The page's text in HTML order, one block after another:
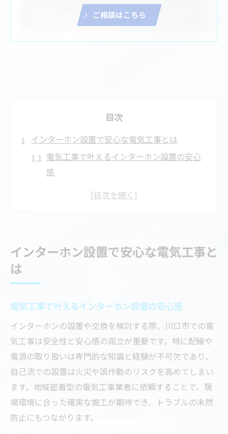
ご相談はこちら
目次
インターホン設置で安心な電気工事とは
電気工事で叶えるインターホン設置の安心
感
プロが解説する電気工事の安全基準と流れ
可能
現場で重視される電気工事の確認ポイント
インターホン交換時に注意すべき工事内容
失敗しない電気工事交換のための下準備
プロが語るインターホン交換工事の流れ
現場の視点で見る工事費込みの注意点
防犯対策に最適なインターフォン選び方ガイド
電気工事と防犯性を高めるインターフォン
選び
インターホン設置で安心な電気工事と
は
電気工事で叶えるインターホン設置の安心感
インターホンの設置や交換を検討する際、川口市での電
気工事は安全性と安心感の両立が重要です。特に配線や
電源の取り扱いは専門的な知識と経験が不可欠であり、
自己流での設置は火災や誤作動のリスクを高めてしまい
ます。地域密着型の電気工事業者に依頼することで、現
場環境に合った確実な施工が期待でき、トラブルの未然
防止にもつながります。